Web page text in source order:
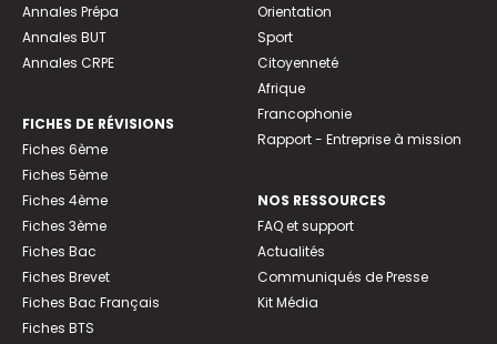
Annales Prépa
Annales BUT
Annales CRPE
FICHES DE RÉVISIONS
Fiches 6ème
Fiches 5ème
Fiches 4ème
Fiches 3ème
Fiches Bac
Fiches Brevet
Fiches Bac Français
Fiches BTS
Orientation
Sport
Citoyenneté
Afrique
Francophonie
Rapport - Entreprise à mission
NOS RESSOURCES
FAQ et support
Actualités
Communiqués de Presse
Kit Média